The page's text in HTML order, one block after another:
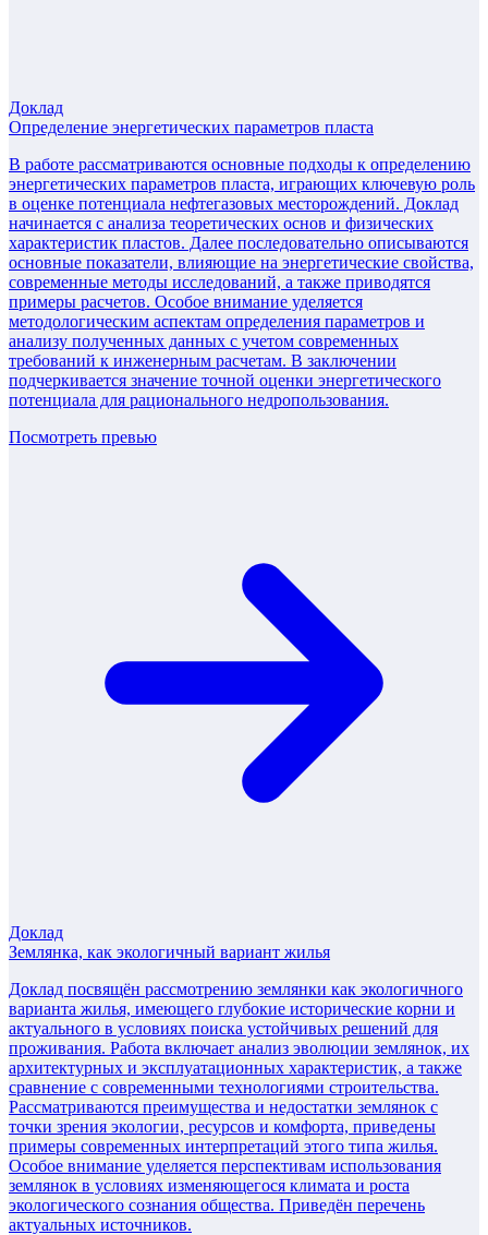
Доклад
Определение энергетических параметров пласта
В работе рассматриваются основные подходы к определению
энергетических параметров пласта, играющих ключевую роль
в оценке потенциала нефтегазовых месторождений. Доклад
начинается с анализа теоретических основ и физических
характеристик пластов. Далее последовательно описываются
основные показатели, влияющие на энергетические свойства,
современные методы исследований, а также приводятся
примеры расчетов. Особое внимание уделяется
методологическим аспектам определения параметров и
анализу полученных данных с учетом современных
требований к инженерным расчетам. В заключении
подчеркивается значение точной оценки энергетического
потенциала для рационального недропользования.
Посмотреть превью
Доклад
Землянка, как экологичный вариант жилья
Доклад посвящён рассмотрению землянки как экологичного
варианта жилья, имеющего глубокие исторические корни и
актуального в условиях поиска устойчивых решений для
проживания. Работа включает анализ эволюции землянок, их
архитектурных и эксплуатационных характеристик, а также
сравнение с современными технологиями строительства.
Рассматриваются преимущества и недостатки землянок с
точки зрения экологии, ресурсов и комфорта, приведены
примеры современных интерпретаций этого типа жилья.
Особое внимание уделяется перспективам использования
землянок в условиях изменяющегося климата и роста
экологического сознания общества. Приведён перечень
актуальных источников.